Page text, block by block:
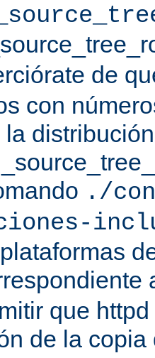
de
con
./
que
de la